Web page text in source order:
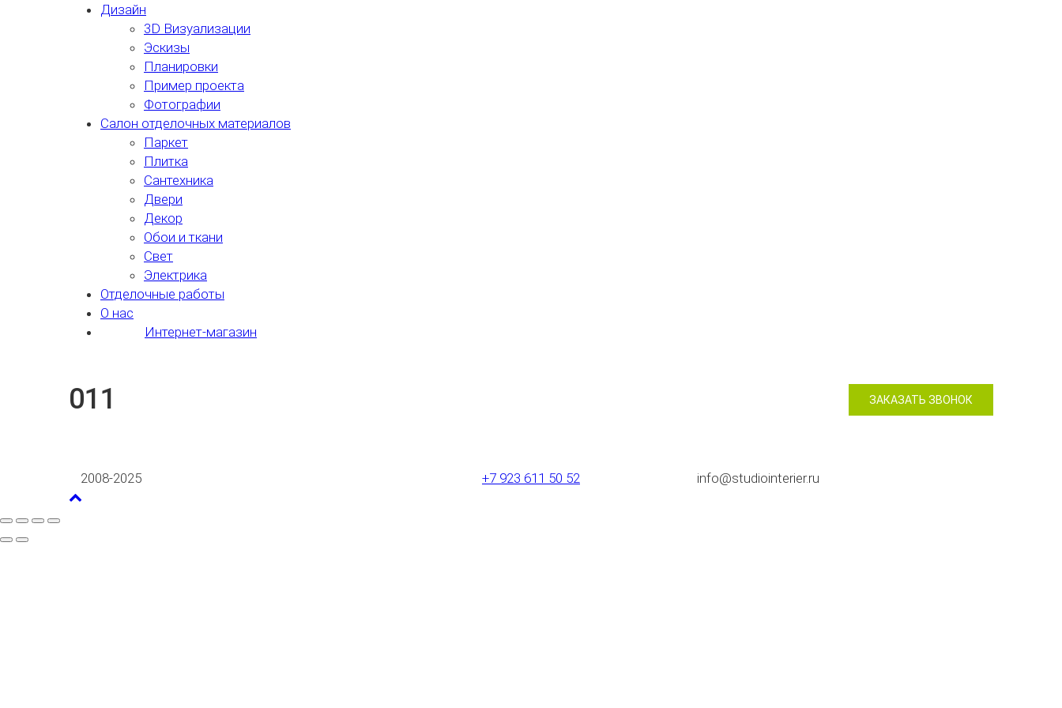
Дизайн
3D Визуализации
Эскизы
Планировки
Пример проекта
Фотографии
Салон отделочных материалов
Паркет
Плитка
Сантехника
Двери
Декор
Обои и ткани
Свет
Электрика
Отделочные работы
О нас
Интернет-магазин
011 ЗАКАЗАТЬ ЗВОНОК
2008-2025 +7 923 611 50 52 info@studiointerier.ru